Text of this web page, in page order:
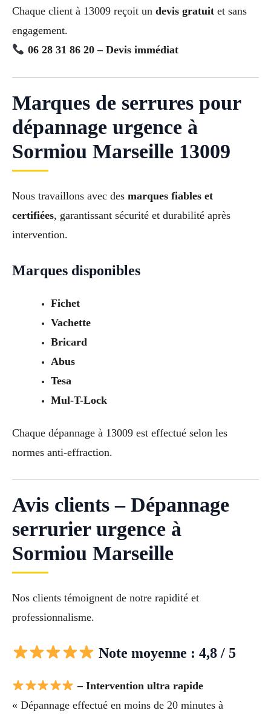
Chaque client à 13009 reçoit un devis gratuit et sans
engagement.
06 28 31 86 20 – Devis immédiat
Marques de serrures pour
dépannage urgence à
Sormiou Marseille 13009
Nous travaillons avec des marques fiables et
certifiées, garantissant sécurité et durabilité après
intervention.
Marques disponibles
Fichet
Vachette
Bricard
Abus
Tesa
Mul-T-Lock
Chaque dépannage à 13009 est effectué selon les
normes anti-effraction.
Avis clients – Dépannage
serrurier urgence à
Sormiou Marseille
Nos clients témoignent de notre rapidité et
professionnalisme.
Note moyenne : 4,8 / 5
– Intervention ultra rapide
« Dépannage effectué en moins de 20 minutes à